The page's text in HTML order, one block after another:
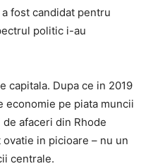
fost candidat pentru
politic i-au
capitala. Dupa ce in 2019
economie pe piata muncii
afaceri din Rhode
in picioare – nu un
centrale.